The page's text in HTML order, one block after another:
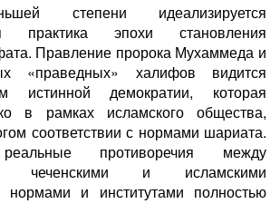
степени идеализируется
практика эпохи становления
Правление пророка Мухаммеда и
«праведных» халифов видится
истинной демократии, которая
в рамках исламского общества,
соответствии с нормами шариата.
противоречия между
чеченскими и исламскими
нормами и институтами полностью